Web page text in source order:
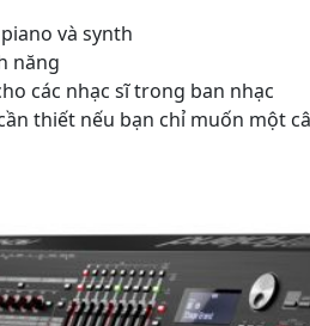
và synth
năng
các nhạc sĩ trong ban nhạc
thiết nếu bạn chỉ muốn một